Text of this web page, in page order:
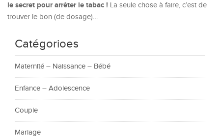
le secret pour arrêter le tabac ! La seule chose à faire, c’est de
trouver le bon (de dosage)…
Catégorioes
Maternité – Naissance – Bébé
Enfance – Adolescence
Couple
Mariage